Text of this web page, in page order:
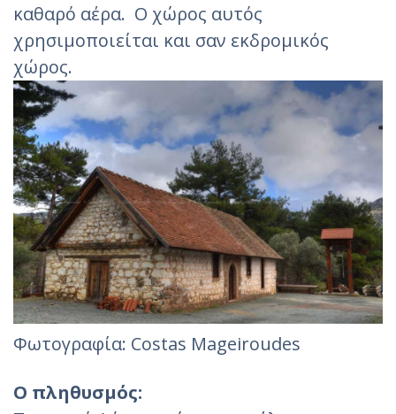
καθαρό αέρα. Ο χώρος αυτός
χρησιμοποιείται και σαν εκδρομικός
χώρος.
Φωτογραφία: Costas Mageiroudes
Ο πληθυσμός: